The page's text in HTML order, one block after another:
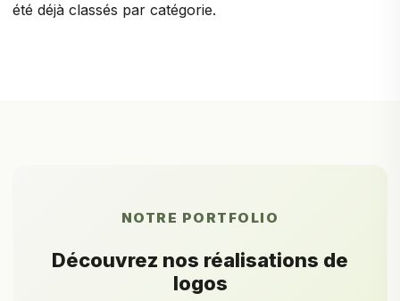
été déjà classés par catégorie.
NOTRE PORTFOLIO
Découvrez nos réalisations de
logos